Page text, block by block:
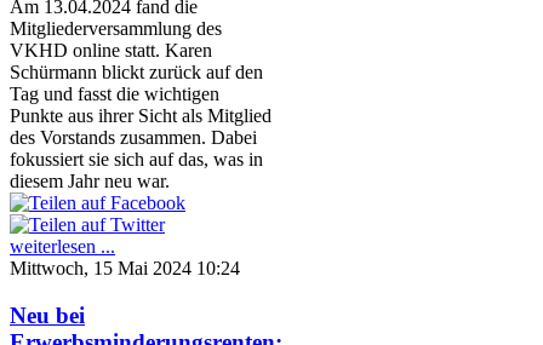
Am 13.04.2024 fand die
Mitgliederversammlung des
VKHD online statt. Karen
Schürmann blickt zurück auf den
Tag und fasst die wichtigen
Punkte aus ihrer Sicht als Mitglied
des Vorstands zusammen. Dabei
fokussiert sie sich auf das, was in
diesem Jahr neu war.
weiterlesen ...
Mittwoch, 15 Mai 2024 10:24
Neu bei